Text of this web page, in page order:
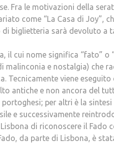
Fra le motivazioni della
come “La Casa di Joy”,
biglietteria sarà devoluto a
il cui nome significa “fato” o
malinconia e nostalgia) che
Tecnicamente viene
antiche e non ancora del
per altri è la
e successivamente
di riconoscere il Fado
da parte di Lisbona, è